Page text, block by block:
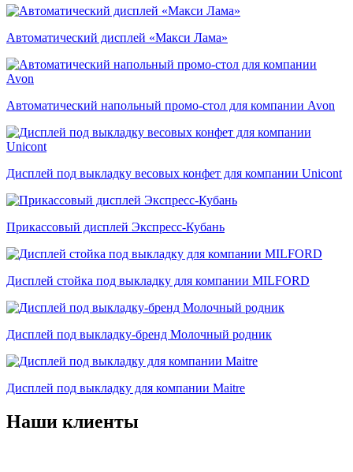
Автоматический дисплей «Макси Лама»
Автоматический напольный промо-стол для компании Avon
Дисплей под выкладку весовых конфет для компании Unicont
Прикассовый дисплей Экспресс-Кубань
Дисплей стойка под выкладку для компании MILFORD
Дисплей под выкладку-бренд Молочный родник
Дисплей под выкладку для компании Maitre
Наши клиенты